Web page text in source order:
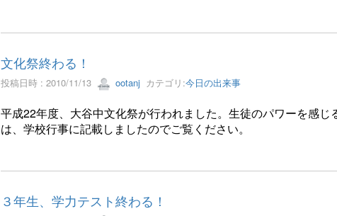
文化祭終わる！
投稿日時 : 2010/11/13 ootanjカテゴリ:今日の出来事
平成22年度、大谷中文化祭が行われました。生徒のパワーを感
は、学校行事に記載しましたのでご覧ください。
３年生、学力テスト終わる！